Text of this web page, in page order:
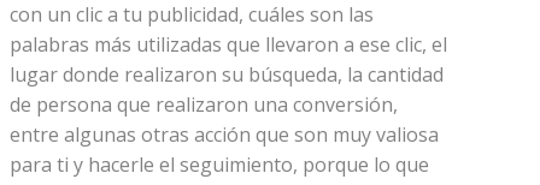
con un clic a tu publicidad, cuáles son las
palabras más utilizadas que llevaron a ese clic, el
lugar donde realizaron su búsqueda, la cantidad
de persona que realizaron una conversión,
entre algunas otras acción que son muy valiosa
para ti y hacerle el seguimiento, porque lo que